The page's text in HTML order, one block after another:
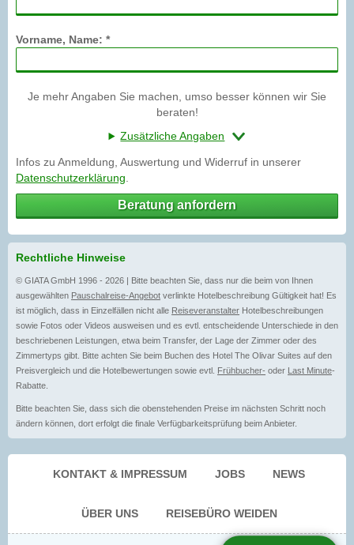
Vorname, Name: *
Je mehr Angaben Sie machen, umso besser können wir Sie
beraten!
Zusätzliche Angaben
Infos zu Anmeldung, Auswertung und Widerruf in unserer
Datenschutzerklärung
Beratung anfordern
Rechtliche Hinweise
© GIATA GmbH 1996 - 2026 | Bitte beachten Sie, dass nur die beim von Ihnen
ausgewählten Pauschalreise-Angebot verlinkte Hotelbeschreibung Gültigkeit hat! Es
ist möglich, dass in Einzelfällen nicht alle Reiseveranstalter Hotelbeschreibungen
sowie Fotos oder Videos ausweisen und es evtl. entscheidende Unterschiede in den
beschriebenen Leistungen, etwa beim Transfer, der Lage der Zimmer oder des
Zimmertyps gibt. Bitte achten Sie beim Buchen des Hotel The Olivar Suites auf den
Preisvergleich und die Hotelbewertungen sowie evtl. Frühbucher- oder Last Minute-
Rabatte.
Bitte beachten Sie, dass sich die obenstehenden Preise im nächsten Schritt noch
ändern können, dort erfolgt die finale Verfügbarkeitsprüfung beim Anbieter.
KONTAKT & IMPRESSUM JOBS NEWS
ÜBER UNS REISEBÜRO WEIDEN